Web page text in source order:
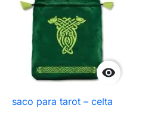

saco para tarot – celta